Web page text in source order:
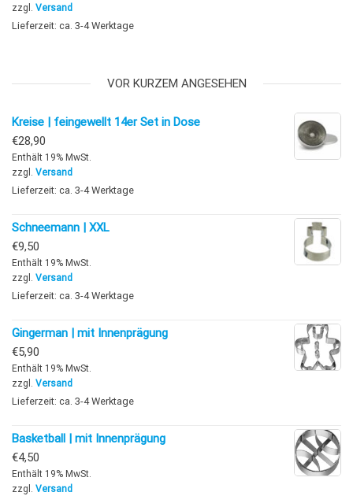
zzgl. Versand
Lieferzeit: ca. 3-4 Werktage
VOR KURZEM ANGESEHEN
Kreise | feingewellt 14er Set in Dose
€28,90
Enthält 19% MwSt.
zzgl. Versand
Lieferzeit: ca. 3-4 Werktage
Schneemann | XXL
€9,50
Enthält 19% MwSt.
zzgl. Versand
Lieferzeit: ca. 3-4 Werktage
Gingerman | mit Innenprägung
€5,90
Enthält 19% MwSt.
zzgl. Versand
Lieferzeit: ca. 3-4 Werktage
Basketball | mit Innenprägung
€4,50
Enthält 19% MwSt.
zzgl. Versand